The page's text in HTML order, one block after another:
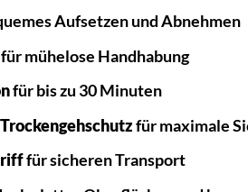
Aufsetzen und Abnehmen
mühelose Handhabung
für bis zu 30 Minuten
für maximale
für sicheren Transport